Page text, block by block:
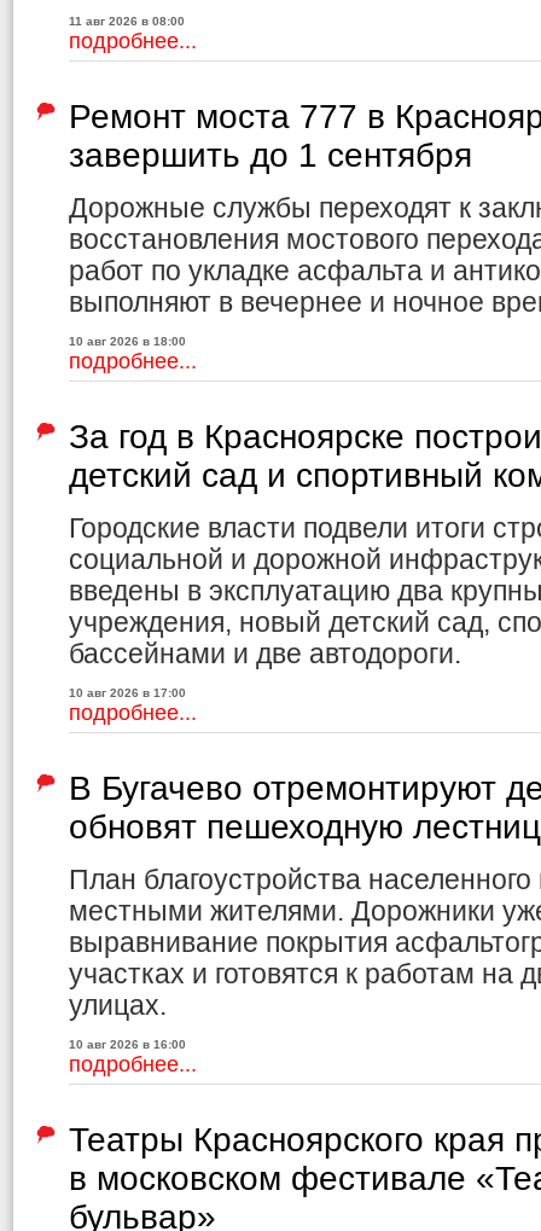
11 авг 2026 в 08:00
подробнее...
Ремонт моста 777 в
завершить до 1 сентября
Дорожные службы переходят к
восстановления мостового
работ по укладке асфальта и
выполняют в вечернее и ночное
10 авг 2026 в 18:00
подробнее...
За год в Красноярске
детский сад и спортивный
Городские власти подвели итоги
социальной и дорожной
введены в эксплуатацию два
учреждения, новый детский сад,
бассейнами и две автодороги.
10 авг 2026 в 17:00
подробнее...
В Бугачево отремонтируют
обновят пешеходную
План благоустройства населенного
местными жителями. Дорожники
выравнивание покрытия
участках и готовятся к работам на
улицах.
10 авг 2026 в 16:00
подробнее...
Театры Красноярского края
в московском фестивале
бульвар»